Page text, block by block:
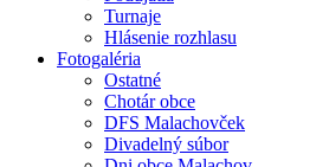
Turnaje
Hlásenie rozhlasu
Fotogaléria
Ostatné
Chotár obce
DFS Malachovček
Divadelný súbor